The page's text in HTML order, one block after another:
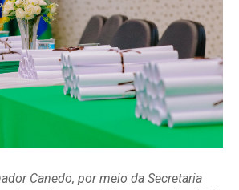
Canedo, por meio da Secretaria